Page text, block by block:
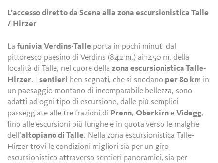
L’accesso diretto da Scena alla zona escursionistica Talle
/ Hirzer
Lafunivia Verdins-Talle porta in pochi minuti dal
pittoresco paesino di Verdins (842 m.) ai 1450 m. della
località di Talle, nel cuore dellazona escursionistica Talle-
Hirzer. Isentieri ben segnati, che si snodano per 80 km in
un paesaggio montano di incomparabile bellezza, sono
adatti ad ogni tipo di escursione, dalle più semplici
passeggiate alle tre frazioni di Prenn,OberkirneVidegg,
fino alle escursioni più lunghe e in quota verso le malghe
dell’altopiano di Talle. Nella zona escursionistica Talle-
Hirzer trovi le condizioni migliori sia per un giro
escursionistico attraverso sentieri panoramici, sia per